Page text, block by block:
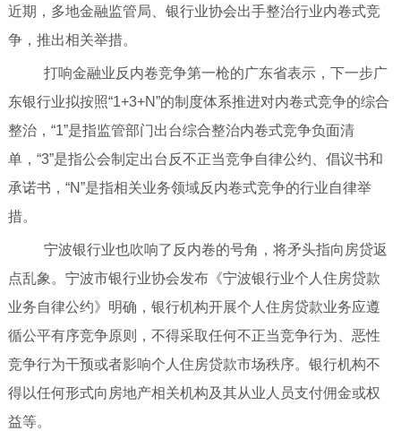
近期，多地金融监管局、银行业协会出手整治行业内卷式竞
争，推出相关举措。
打响金融业反内卷竞争第一枪的广东省表示，下一步广
东银行业拟按照“1+3+N”的制度体系推进对内卷式竞争的综合
整治，“1”是指监管部门出台综合整治内卷式竞争负面清
单，“3”是指公会制定出台反不正当竞争自律公约、倡议书和
承诺书，“N”是指相关业务领域反内卷式竞争的行业自律举
措。
宁波银行业也吹响了反内卷的号角，将矛头指向房贷返
点乱象。宁波市银行业协会发布《宁波银行业个人住房贷款
业务自律公约》明确，银行机构开展个人住房贷款业务应遵
循公平有序竞争原则，不得采取任何不正当竞争行为、恶性
竞争行为干预或者影响个人住房贷款市场秩序。银行机构不
得以任何形式向房地产相关机构及其从业人员支付佣金或权
益等。